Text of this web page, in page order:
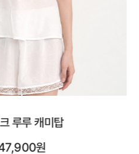
루 숏 슬리브
원